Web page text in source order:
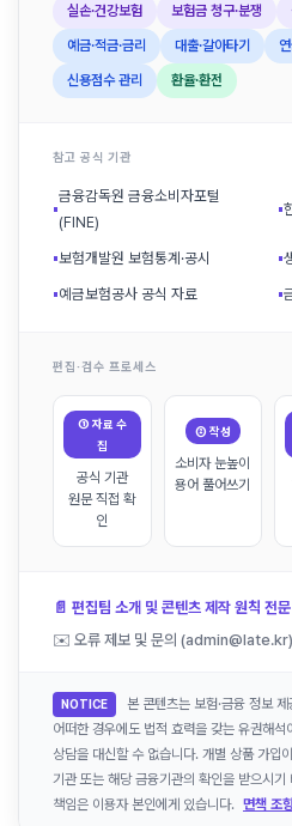
실손·건강보험 보험금 청구·분쟁
예금·적금·금리 대출·갈아타기
신용점수 관리 환율·환전
참고 공식 기관
▪
금융감독원 금융소비자포털
(FINE)
▪
▪보험개발원 보험통계·공시 ▪
▪예금보험공사 공식 자료 ▪
편집·검수 프로세스
① 자료 수
집
공식 기관
원문 직접 확
인
② 작성
소비자 눈높이
용어 풀어쓰기
📄 편집팀 소개 및 콘텐츠 제작 원칙 전
✉️ 오류 제보 및 문의 (admin@late.kr)
NOTICE
본 콘텐츠는 보험·금융 정보
어떠한 경우에도 법적 효력을 갖는 유권해
상담을 대신할 수 없습니다. 개별 상품 가입
기관 또는 해당 금융기관의 확인을 받으시
책임은 이용자 본인에게 있습니다. 면책 조